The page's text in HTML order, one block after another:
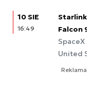
10 SIE
16:49
Starlink
Falcon 9
SpaceX
United
Reklama